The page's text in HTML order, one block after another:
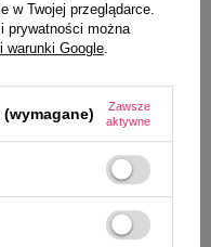
w Twojej przeglądarce.
prywatności można
warunki Google.
Zawsze
aktywne